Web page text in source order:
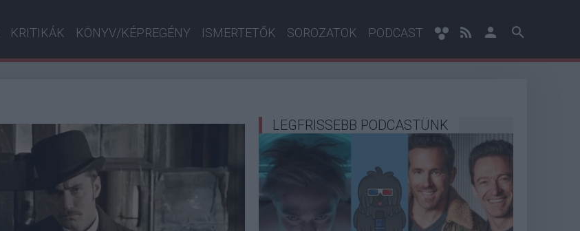
KRITIKÁK KÖNYV/KÉPREGÉNY ISMERTETŐK SOROZATOK PODCAST
LEGFRISSEBB PODCASTÜNK